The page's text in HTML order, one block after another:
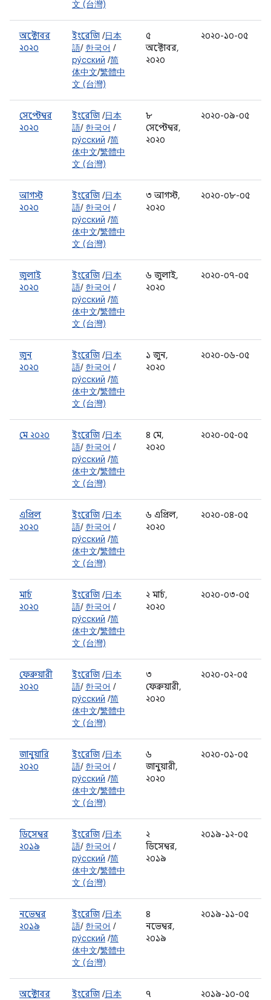
文 (台灣)
অক্টোবর
২০২০
ইংরেজি /日本
語/ 한국어 /
ру́сский /简
体中文/繁體中
文 (台灣)
৫
অক্টোবর,
২০২০
২০২০-১০-০৫
সেপ্টেম্বর
২০২০
ইংরেজি /日本
語/ 한국어 /
ру́сский /简
体中文/繁體中
文 (台灣)
৮
সেপ্টেম্বর,
২০২০
২০২০-০৯-০৫
আগস্ট
২০২০
ইংরেজি /日本
語/ 한국어 /
ру́сский /简
体中文/繁體中
文 (台灣)
৩ আগস্ট,
২০২০
২০২০-০৮-০৫
জুলাই
২০২০
ইংরেজি /日本
語/ 한국어 /
ру́сский /简
体中文/繁體中
文 (台灣)
৬ জুলাই,
২০২০
২০২০-০৭-০৫
জুন
২০২০
ইংরেজি /日本
語/ 한국어 /
ру́сский /简
体中文/繁體中
文 (台灣)
১ জুন,
২০২০
২০২০-০৬-০৫
মে ২০২০ ইংরেজি /日本
語/ 한국어 /
ру́сский /简
体中文/繁體中
文 (台灣)
৪ মে,
২০২০
২০২০-০৫-০৫
এপ্রিল
২০২০
ইংরেজি /日本
語/ 한국어 /
ру́сский /简
体中文/繁體中
文 (台灣)
৬ এপ্রিল,
২০২০
২০২০-০৪-০৫
মার্চ
২০২০
ইংরেজি /日本
語/ 한국어 /
ру́сский /简
体中文/繁體中
文 (台灣)
২ মার্চ,
২০২০
২০২০-০৩-০৫
ফেব্রুয়ারী
২০২০
ইংরেজি /日本
語/ 한국어 /
ру́сский /简
体中文/繁體中
文 (台灣)
৩
ফেব্রুয়ারী,
২০২০
২০২০-০২-০৫
জানুয়ারি
২০২০
ইংরেজি /日本
語/ 한국어 /
ру́сский /简
体中文/繁體中
文 (台灣)
৬
জানুয়ারী,
২০২০
২০২০-০১-০৫
ডিসেম্বর
২০১৯
ইংরেজি /日本
語/ 한국어 /
ру́сский /简
体中文/繁體中
文 (台灣)
২
ডিসেম্বর,
২০১৯
২০১৯-১২-০৫
নভেম্বর
২০১৯
ইংরেজি /日本
語/ 한국어 /
ру́сский /简
体中文/繁體中
文 (台灣)
৪
নভেম্বর,
২০১৯
২০১৯-১১-০৫
অক্টোবর
ইংরেজি /日本
৭
২০১৯-১০-০৫